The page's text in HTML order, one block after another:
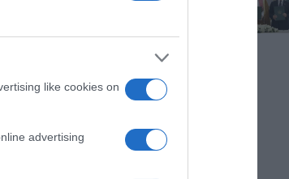
like cookies on
advertising
διέταξε τις
αξιωματούχο.
της προεδρίας